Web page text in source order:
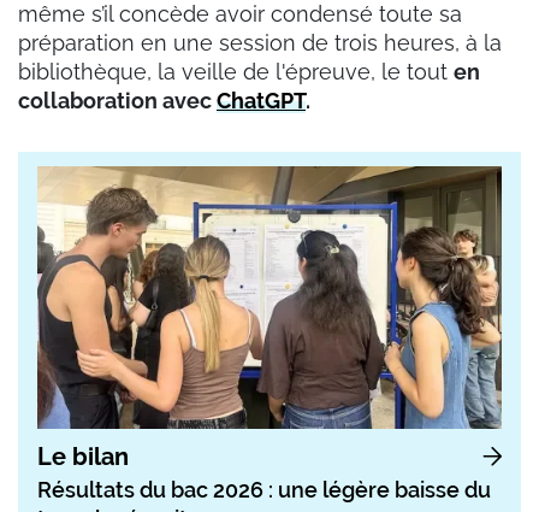
même s’il concède avoir condensé toute sa
préparation en une session de trois heures, à la
bibliothèque, la veille de l'épreuve, le tout en
collaboration avecChatGPT.
Le bilan
Résultats du bac 2026 : une légère baisse du